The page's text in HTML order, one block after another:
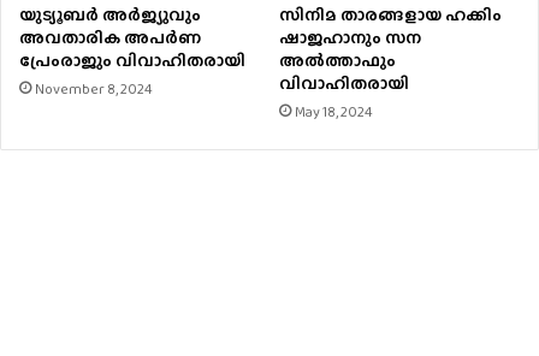
യുട്യൂബർ അര്‍ജ്യുവും
അവതാരിക അപർണ
പ്രേംരാജും വിവാഹിതരായി
November 8, 2024
സിനിമ താരങ്ങളായ ഹക്കിം
ഷാജഹാനും സന
അൽത്താഫും
വിവാഹിതരായി
May 18, 2024